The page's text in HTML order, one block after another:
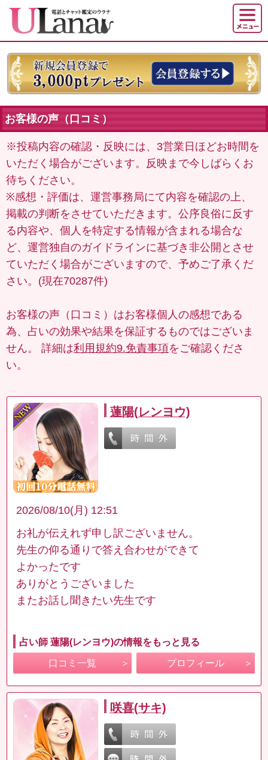
お客様の声（口コミ）
※投稿内容の確認・反映には、3営業日ほどお時間を
いただく場合がございます。反映まで今しばらくお
待ちください。
※感想・評価は、運営事務局にて内容を確認の上、
掲載の判断をさせていただきます。公序良俗に反す
る内容や、個人を特定する情報が含まれる場合な
ど、運営独自のガイドラインに基づき非公開とさせ
ていただく場合がございますので、予めご了承くだ
さい。(現在70287件)
お客様の声（口コミ）はお客様個人の感想である
為、占いの効果や結果を保証するものではございま
せん。 詳細は利用規約9.免責事項をご確認くださ
い。
蓮陽(レンヨウ)
2026/08/10(月) 12:51
お礼が伝えれず申し訳ございません。
先生の仰る通りで答え合わせができて
よかったです
ありがとうございました
またお話し聞きたい先生です
占い師 蓮陽(レンヨウ)の情報をもっと見る
口コミ一覧 プロフィール
咲喜(サキ)